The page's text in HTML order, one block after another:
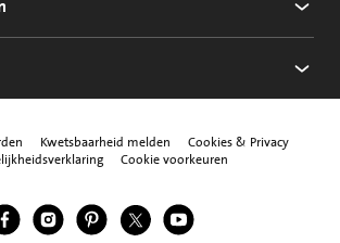
Kwetsbaarheid melden
Cookies & Privacy
Cookie voorkeuren
onsFacebook
Jumbo Instagram
Jumbo Pinterest
Jumbo Twitter
Jumbo YouTube